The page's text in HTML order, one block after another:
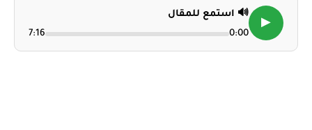
▶
🔊 استمع للمقال
0:00
7:16